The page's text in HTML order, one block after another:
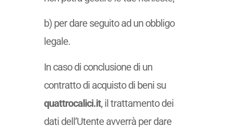
b) per dare seguito ad un obbligo
legale.
In caso di conclusione di un
contratto di acquisto di beni su
quattrocalici.it, il trattamento dei
dati dell’Utente avverrà per dare